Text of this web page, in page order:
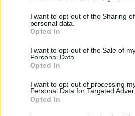
not limited to your visit or usage
grant or deny consent to Google and
use your data for below specified
consent section.
I want to opt-out of the Sharing
personal data.
Opted In
I want to opt-out of the Sale of my
Personal Data.
Opted In
I want to opt-out of processing
Personal Data for Targeted
Opted In